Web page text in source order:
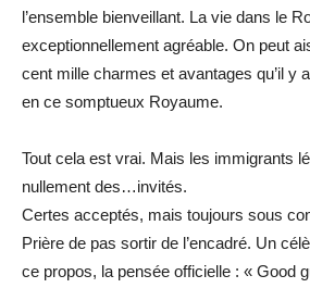
l’ensemble bienveillant. La vie dans le
exceptionnellement agréable. On peut
cent mille charmes et avantages qu’il y
en ce somptueux Royaume.
Tout cela est vrai. Mais les immigrants
nullement des…invités.
Certes acceptés, mais toujours sous
Prière de pas sortir de l’encadré. Un
ce propos, la pensée officielle : « Good